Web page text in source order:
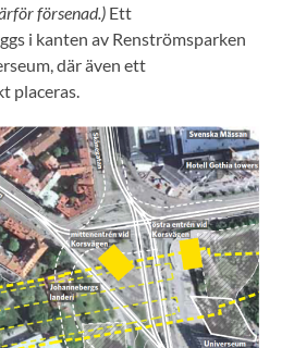
försenad.) Ett
i kanten av Renströmsparken
där även ett
placeras.